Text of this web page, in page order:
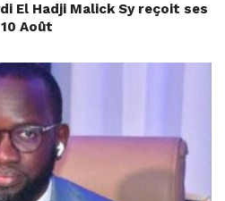
El Hadji Malick Sy reçoit ses
Août